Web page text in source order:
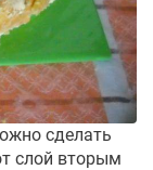
сделать
слой вторым